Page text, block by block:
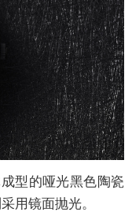
型的哑光黑色陶瓷
用镜面抛光。